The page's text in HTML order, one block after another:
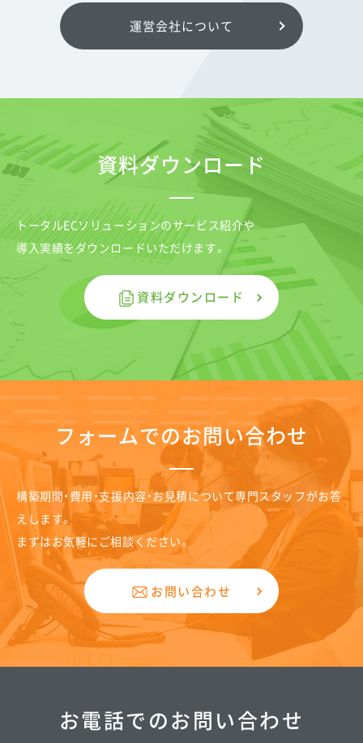
運営会社について
資料ダウンロード
トータルECソリューションのサービス紹介や
導入実績をダウンロードいただけます。
資料ダウンロード
フォームでのお問い合わせ
構築期間・費用・支援内容・お見積について専門スタッフがお答
えします。
まずはお気軽にご相談ください。
お問い合わせ
お電話でのお問い合わせ